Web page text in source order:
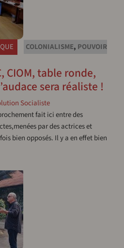
COLONIALISME, POUVOIR
CIOM, table ronde,
sera réaliste !
Socialiste
fait ici entre des
par des actrices et
bien opposés. Il y a en effet bien